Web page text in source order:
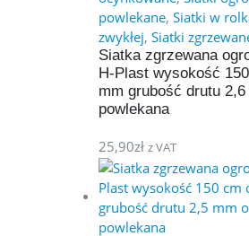
powlekane, Siatki w
zwykłej, Siatki
Siatka zgrzewana
H-Plast wysokość
mm grubość drutu
powlekana
25,90zł z VAT